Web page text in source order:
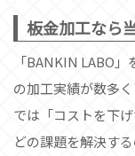
板金加工なら
「BANKIN LABO
の加工実績が数多
では「コストを下
どの課題を解決す